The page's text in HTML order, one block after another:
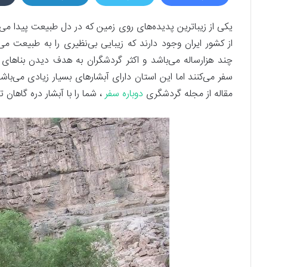
یکی از زیبا‌ترین پدیده‌های روی زمین که در دل طبیعت پیدا
از کشور ایران وجود دارند که زیبایی بی‌نظیری را به
چند هزارساله می‌باشد و اکثر گردشگران به هدف دیدن
سفر می‌کنند اما این استان دارای آبشار‌های بسیار زیادی
مقاله از مجله گردشگری دوباره سفر، شما را با آبشار دره